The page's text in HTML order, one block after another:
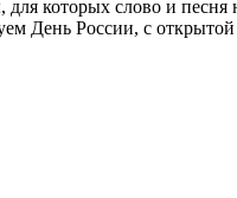
для которых слово и
День России, с